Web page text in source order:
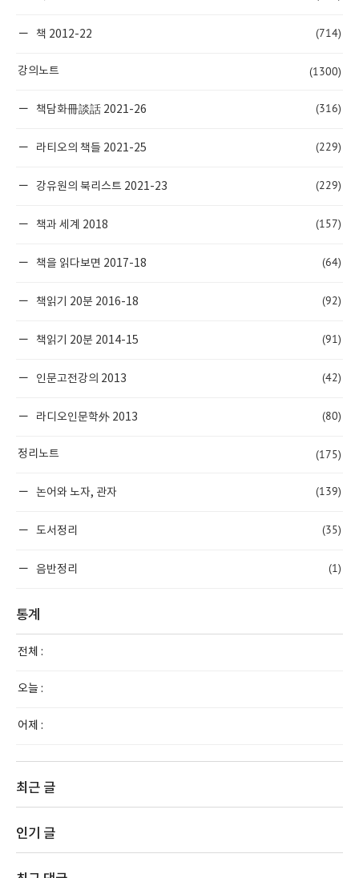
책 2012-22 (714)
강의노트 (1300)
책담화冊談話 2021-26 (316)
라티오의 책들 2021-25 (229)
강유원의 북리스트 2021-23 (229)
책과 세계 2018 (157)
책을 읽다보면 2017-18 (64)
책읽기 20분 2016-18 (92)
책읽기 20분 2014-15 (91)
인문고전강의 2013 (42)
라디오인문학外 2013 (80)
정리노트 (175)
논어와 노자, 관자 (139)
도서정리 (35)
음반정리 (1)
통계
전체 :
오늘 :
어제 :
최근 글
인기 글